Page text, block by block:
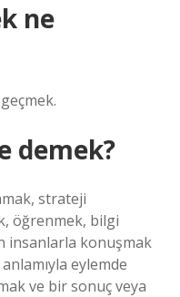
ne
demek?
strateji
öğrenmek, bilgi
insanlarla konuşmak
eylemde
ve bir sonuç veya